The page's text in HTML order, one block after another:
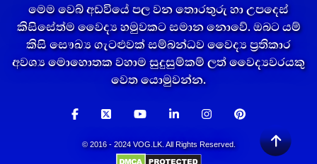
මෙම වෙබ් අඩවියේ පල වන තොරතුරු හා උපදෙස්
කිසිසේත්ම වෛද්‍ය හමුවකට සමාන නොවේ. ඔබට යම්
කිසි සෞඛ්‍ය ගැටළුවක් සම්බන්ධව වෛද්‍ය ප්‍රතිකාර
අවශ්‍ය මොහොතක වහාම සුදුසුම්කම් ලත් වෛද්‍යවරයකු
වෙත යොමුවන්න.
© 2016 - 2024 VOG.LK. All Rights Reserved.